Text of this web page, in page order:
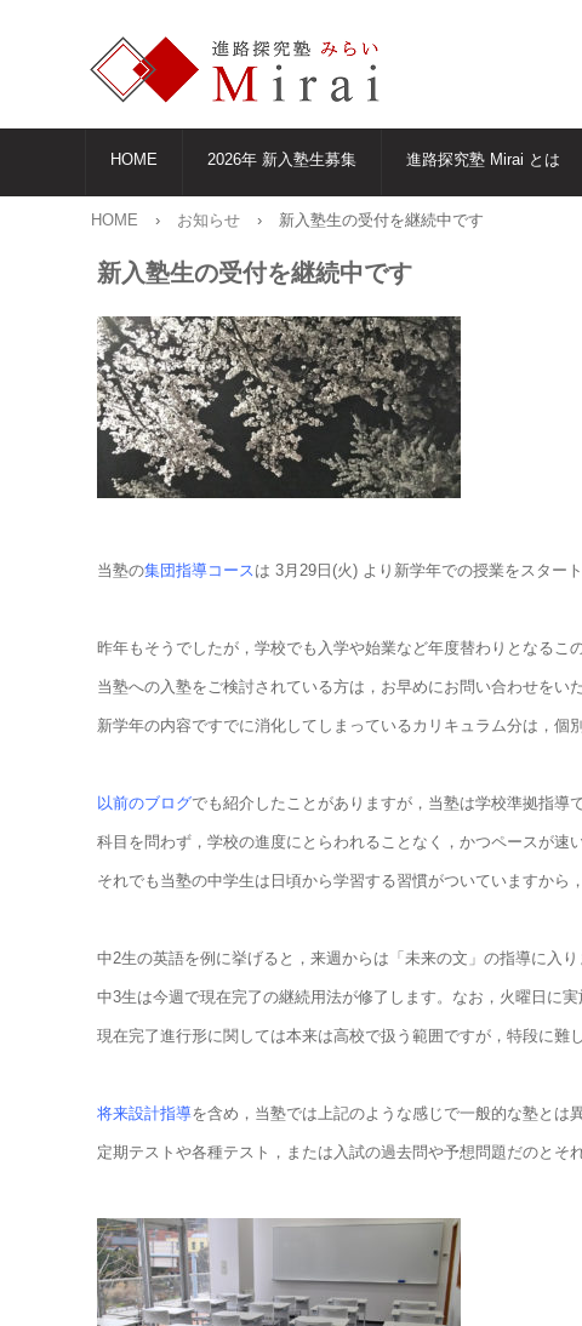
HOME 2026年 新入塾生募集 進路探究塾 Mirai とは
HOME › お知らせ › 新入塾生の受付を継続中です
新入塾生の受付を継続中です
当塾の集団指導コースは 3月29日(火) より新学年での授業をスター
昨年もそうでしたが，学校でも入学や始業など年度替わりとなるこ
当塾への入塾をご検討されている方は，お早めにお問い合わせをい
新学年の内容ですでに消化してしまっているカリキュラム分は，個
以前のブログでも紹介したことがありますが，当塾は学校準拠指導
科目を問わず，学校の進度にとらわれることなく，かつペースが速
それでも当塾の中学生は日頃から学習する習慣がついていますから
中2生の英語を例に挙げると，来週からは「未来の文」の指導に入
中3生は今週で現在完了の継続用法が修了します。なお，火曜日に
現在完了進行形に関しては本来は高校で扱う範囲ですが，特段に難
将来設計指導を含め，当塾では上記のような感じで一般的な塾とは
定期テストや各種テスト，または入試の過去問や予想問題だのとそ